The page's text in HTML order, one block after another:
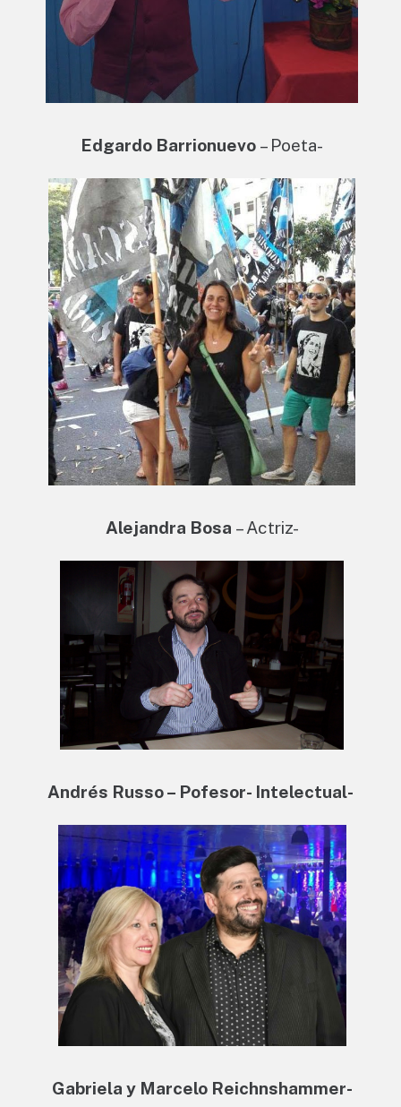
Edgardo Barrionuevo – Poeta-
Alejandra Bosa – Actriz-
Andrés Russo – Pofesor- Intelectual-
Gabriela y Marcelo Reichnshammer-